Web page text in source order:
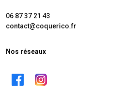
06 87 37 21 43
contact@coquerico.fr
Nos réseaux